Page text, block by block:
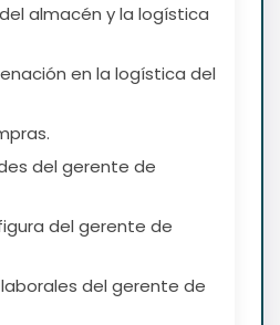
almacén y la logística
en la logística del
del gerente de
del gerente de
del gerente de